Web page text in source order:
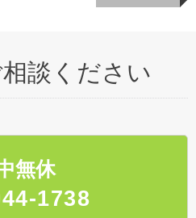
談ください
無休
1738